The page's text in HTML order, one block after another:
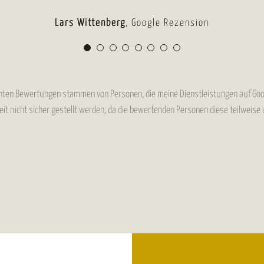
Lars Wittenberg, Google Rezension
Dilek Karabulut Google Rezension
to show me around and explain about the
Mariana Spodaryk Google Rezension
Bewertungen stammen von Personen, die meine Dienstleistungen auf
nicht sicher gestellt werden, da die bewertenden Personen diese